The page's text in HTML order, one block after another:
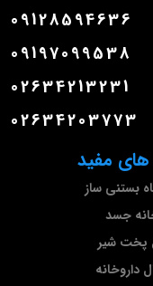
مفید
بستنی ساز
جسد
پخت شیر
داروخانه
09128594636
09197099538
02634213231
02634203773